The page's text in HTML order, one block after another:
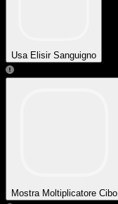
Usa Elisir Sanguigno
Mostra Moltiplicatore Cibo